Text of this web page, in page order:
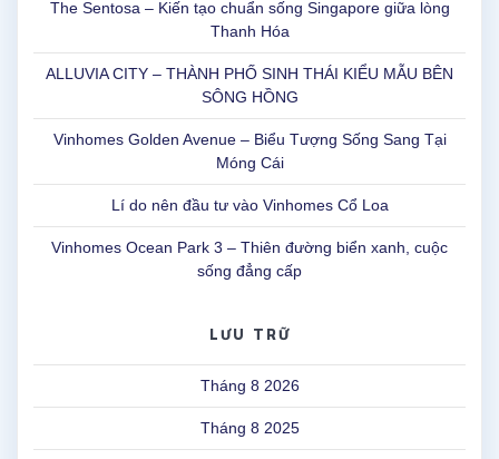
The Sentosa – Kiến tạo chuẩn sống Singapore giữa lòng
Thanh Hóa
ALLUVIA CITY – THÀNH PHỐ SINH THÁI KIỂU MẪU BÊN
SÔNG HỒNG
Vinhomes Golden Avenue – Biểu Tượng Sống Sang Tại
Móng Cái
Lí do nên đầu tư vào Vinhomes Cổ Loa
Vinhomes Ocean Park 3 – Thiên đường biển xanh, cuộc
sống đẳng cấp
LƯU TRỮ
Tháng 8 2026
Tháng 8 2025